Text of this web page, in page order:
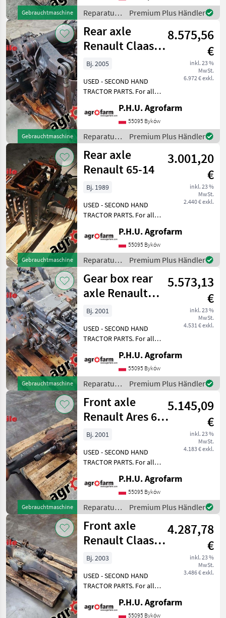
Gebrauchtmaschine
SCHLEPPER ERSATZTEILE.
Bei weiteren fragen
kontaktieren
Reparatur
und
Ersatzteile
/ Renault
Premium Plus Händler
Gebrauchtmaschine
Rear axle
Renault Claas
Ares 816
8.575,56
€
inkl. 23 %
MwSt.
6.972 € exkl.
Bj. 2005
USED - SECOND HAND
TRACTOR PARTS. For all
message by e-mail either
whatsapp. TRAKTOR -
SCHLEPPER ERSATZTEILE.
Bei weiteren fragen
kontaktieren
P.H.U. Agrofarm
55095 Byków
Reparatur
und
Ersatzteile
/ Renault
Premium Plus Händler
Gebrauchtmaschine
Rear axle
Renault 65-14
3.001,20
€
inkl. 23 %
MwSt.
2.440 € exkl.
Bj. 1989
USED - SECOND HAND
TRACTOR PARTS. For all
message by e-mail either
whatsapp. TRAKTOR -
SCHLEPPER ERSATZTEILE.
Bei weiteren fragen
kontaktieren
P.H.U. Agrofarm
55095 Byków
Reparatur
und
Ersatzteile
/ Renault
Premium Plus Händler
Gebrauchtmaschine
Gear box rear
axle Renault
Fructus 130
5.573,13
€
inkl. 23 %
MwSt.
4.531 € exkl.
Bj. 2001
USED - SECOND HAND
TRACTOR PARTS. For all
message by e-mail either
whatsapp. TRAKTOR -
SCHLEPPER ERSATZTEILE.
Bei weiteren fragen
kontaktieren
P.H.U. Agrofarm
55095 Byków
Reparatur
und
Ersatzteile
/ Renault
Premium Plus Händler
Gebrauchtmaschine
Front axle
Renault Ares 630
Carraro 20.22
5.145,09
€
inkl. 23 %
MwSt.
4.183 € exkl.
Bj. 2001
USED - SECOND HAND
TRACTOR PARTS. For all
message by e-mail either
whatsapp. TRAKTOR -
SCHLEPPER ERSATZTEILE.
Bei weiteren fragen
kontaktieren
P.H.U. Agrofarm
55095 Byków
Reparatur
und
Ersatzteile
/ Renault
Premium Plus Händler
Front axle
Renault Claas
Ares 556
4.287,78
€
inkl. 23 %
MwSt.
3.486 € exkl.
Bj. 2003
USED - SECOND HAND
TRACTOR PARTS. For all
message by e-mail either
whatsapp. TRAKTOR -
P.H.U. Agrofarm
55095 Byków